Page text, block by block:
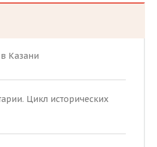
Казани
Цикл исторических